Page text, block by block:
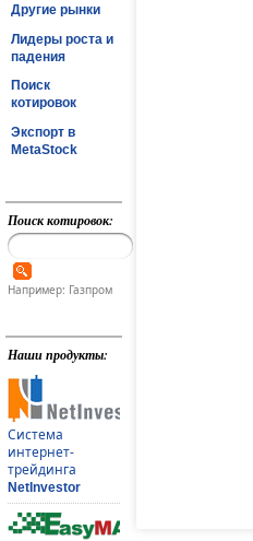
Другие рынки
Лидеры роста и
падения
Поиск
котировок
Экспорт в
MetaStock
Поиск котировок:
Например: Газпром
Наши продукты:
Система
интернет-
трейдинга
NetInvestor